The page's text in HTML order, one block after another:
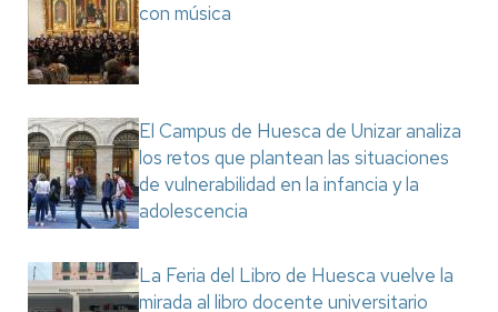
con música
El Campus de Huesca de Unizar analiza
los retos que plantean las situaciones
de vulnerabilidad en la infancia y la
adolescencia
La Feria del Libro de Huesca vuelve la
mirada al libro docente universitario